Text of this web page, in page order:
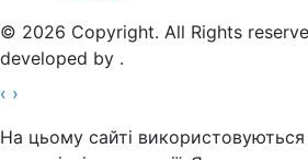
© 2026 Copyright. All Rights
developed by .
‹ ›
На цьому сайті